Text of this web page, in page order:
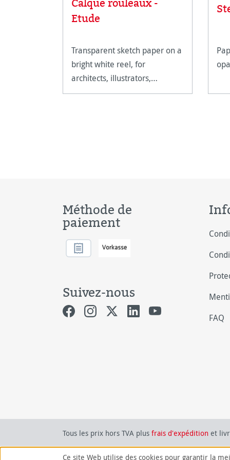
Etude
Transparent sketch paper on a
bright white reel, for
architects, illustrators,
painters, graphic designers
Méthode de
paiement
Suivez-nous
FAQ
Tous les prix hors TVA plus frais d'expédition et
Ce site Web utilise des cookies pour garantir la